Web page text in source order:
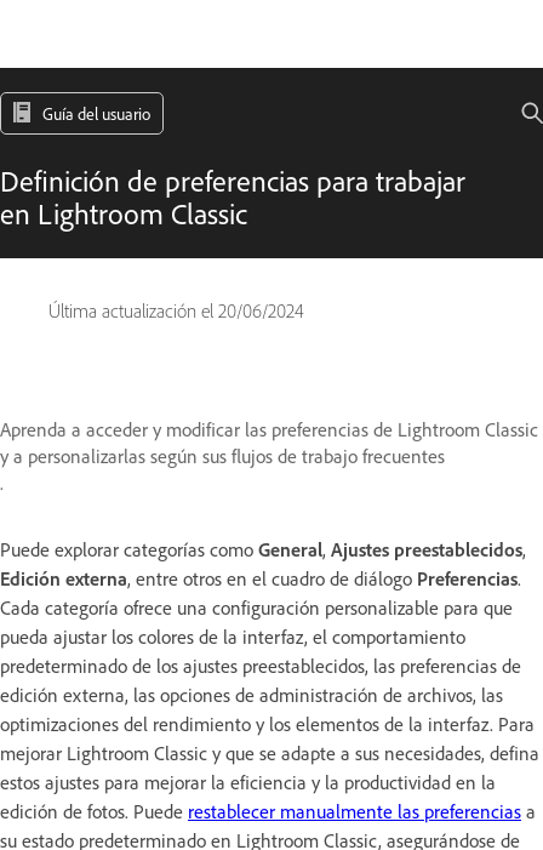
Guía del usuario
Definición de preferencias para trabajar
en Lightroom Classic
Última actualización el 20/06/2024
Aprenda a acceder y modificar las preferencias de Lightroom Classic
y a personalizarlas según sus flujos de trabajo frecuentes
.
Puede explorar categorías como General, Ajustes preestablecidos,
Edición externa, entre otros en el cuadro de diálogo Preferencias.
Cada categoría ofrece una configuración personalizable para que
pueda ajustar los colores de la interfaz, el comportamiento
predeterminado de los ajustes preestablecidos, las preferencias de
edición externa, las opciones de administración de archivos, las
optimizaciones del rendimiento y los elementos de la interfaz. Para
mejorar Lightroom Classic y que se adapte a sus necesidades, defina
estos ajustes para mejorar la eficiencia y la productividad en la
edición de fotos. Puede restablecer manualmente las preferencias a
su estado predeterminado en Lightroom Classic, asegurándose de